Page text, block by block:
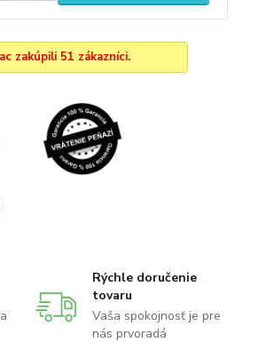
zakúpili 51 zákazníci.
Rýchle doručenie
tovaru
Vaša spokojnosť je pre
nás prvoradá